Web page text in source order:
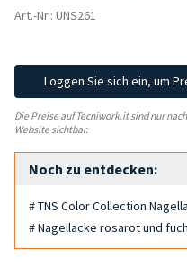
Art.-Nr.: UNS261
Loggen Sie sich ein, um
Die Preise auf Tecniwork.it sind nur
Website sichtbar.
Noch zu entdecken:
# TNS Color Collection
# Nagellacke rosarot und